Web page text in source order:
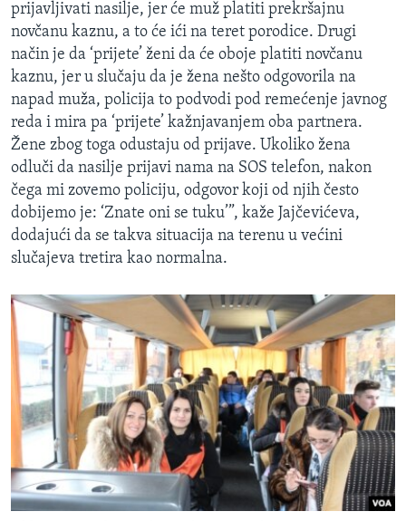
prijavljivati nasilje, jer će muž platiti prekršajnu
novčanu kaznu, a to će ići na teret porodice. Drugi
način je da ‘prijete’ ženi da će oboje platiti novčanu
kaznu, jer u slučaju da je žena nešto odgovorila na
napad muža, policija to podvodi pod remećenje javnog
reda i mira pa ‘prijete’ kažnjavanjem oba partnera.
Žene zbog toga odustaju od prijave. Ukoliko žena
odluči da nasilje prijavi nama na SOS telefon, nakon
čega mi zovemo policiju, odgovor koji od njih često
dobijemo je: ‘Znate oni se tuku’”, kaže Jajčevićeva,
dodajući da se takva situacija na terenu u većini
slučajeva tretira kao normalna.